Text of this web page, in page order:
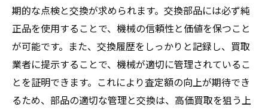
期的な点検と交換が求められます。交換部品には必ず純
正品を使用することで、機械の信頼性と価値を保つこと
が可能です。また、交換履歴をしっかりと記録し、買取
業者に提示することで、機械が適切に管理されているこ
とを証明できます。これにより査定額の向上が期待でき
るため、部品の適切な管理と交換は、高価買取を狙う上